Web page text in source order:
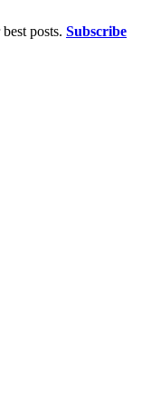
posts. Subscribe